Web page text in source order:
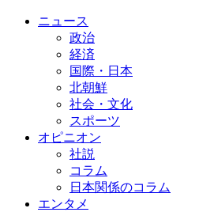
ニュース
政治
経済
国際・日本
北朝鮮
社会・文化
スポーツ
オピニオン
社説
コラム
日本関係のコラム
エンタメ